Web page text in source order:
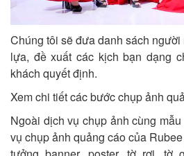
Chúng tôi sẽ đưa danh sách
lựa, đề xuất các kịch bạn dạng
khách quyết định.
Xem chi tiết các bước chụp ảnh
Ngoài dịch vụ chụp ảnh cùng
vụ chụp ảnh quảng cáo của